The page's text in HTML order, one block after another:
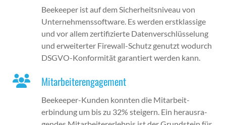
Bee­keep­er ist auf dem Sicher­heit­sniveau von
Unternehmenssoft­ware. Es wer­den erstk­las­sige
und vor allem zer­ti­fizierte Daten­ver­schlüs­selung
und erweit­ert­er Fire­wall-Schutz genutzt wodurch
DSG­VO-Kon­for­mität garantiert wer­den kann.
Mitarbeiterengagement
Bee­keep­er-Kun­den kon­nten die Mitar­beit­
erbindung um bis zu 32% steigern. Ein her­aus­ra­